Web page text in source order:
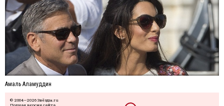
Амаль Аламуддин
© 2004—2026 Звёзды.ru